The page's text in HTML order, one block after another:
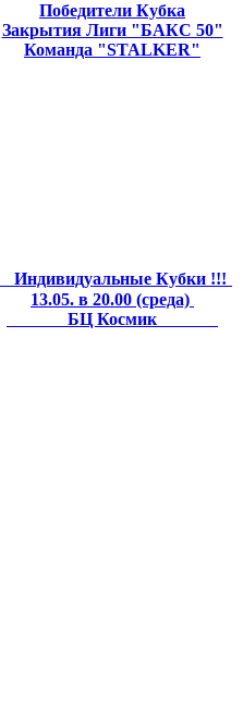
Победители Кубка
Закрытия Лиги "БАКС 50"
Команда "STALKER"
Индивидуальные Кубки !!!
13.05. в 20.00 (среда)
БЦ Космик